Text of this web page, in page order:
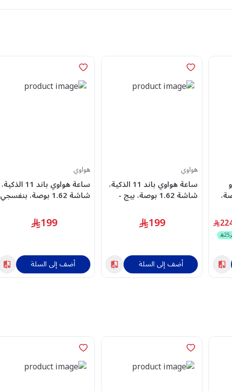
برو
بوصة،
25
هواوي
ساعة هواوي باند 11 الذكية،
شاشة 1.62 بوصة، بيج -
199
أضف إلى السلة
هواوي
ساعة هواوي باند 11 الذكية،
شاشة 1.62 بوصة، بنفسجي
199
أضف إلى السلة